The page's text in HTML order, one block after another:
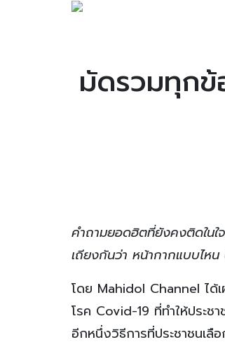
มัดรวมทุก
คำถามยอดฮิตที่ยังคงติดในใ
เถียงกันว่า หน้ากากแบบไห
โดย Mahidol Channel ได้
โรค Covid-19 ที่ทำให้ประช
อีกหนึ่งวิธีการที่ประชาชนเลื